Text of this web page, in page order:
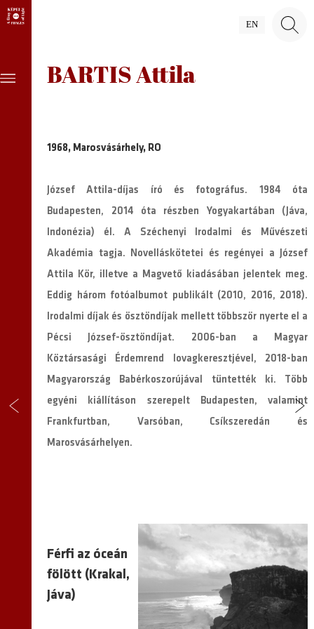
EN
BARTIS Attila
1968, Marosvásárhely, RO
József Attila-díjas író és fotográfus. 1984 óta
Budapesten, 2014 óta részben Yogyakartában (Jáva,
Indonézia) él. A Széchenyi Irodalmi és Művészeti
Akadémia tagja. Novelláskötetei és regényei a József
Attila Kör, illetve a Magvető kiadásában jelentek meg.
Eddig három fotóalbumot publikált (2010, 2016, 2018).
Irodalmi díjak és ösztöndíjak mellett többször nyerte el a
Pécsi József-ösztöndíjat. 2006-ban a Magyar
Köztársasági Érdemrend lovagkeresztjével, 2018-ban
Magyarország Babérkoszorújával tüntették ki. Több
egyéni kiállításon szerepelt Budapesten, valamint
Frankfurtban, Varsóban, Csíkszeredán és
Marosvásárhelyen.
Férfi az óceán
fölött (Krakal,
Jáva)